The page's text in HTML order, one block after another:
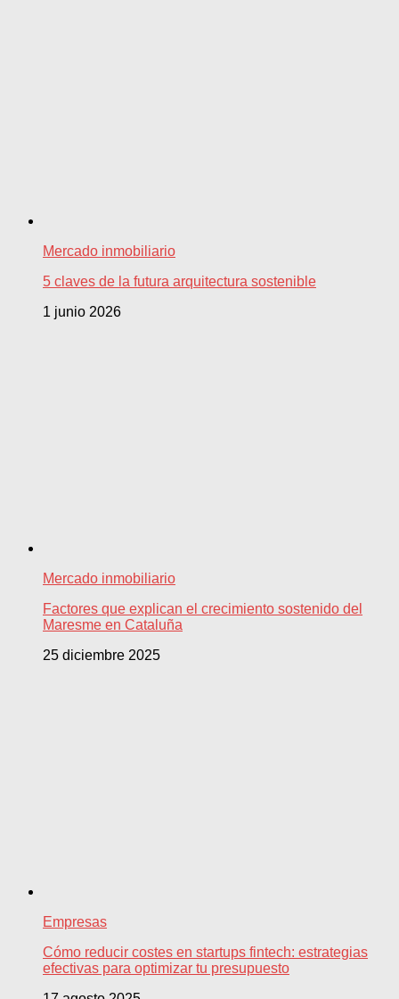
Mercado inmobiliario
5 claves de la futura arquitectura sostenible
1 junio 2026
Mercado inmobiliario
Factores que explican el crecimiento sostenido del
Maresme en Cataluña
25 diciembre 2025
Empresas
Cómo reducir costes en startups fintech: estrategias
efectivas para optimizar tu presupuesto